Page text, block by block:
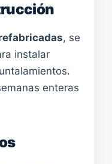
, se
instalar
enteras